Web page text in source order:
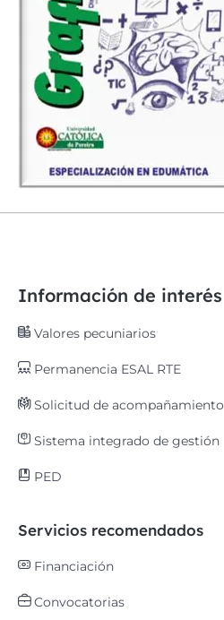
Información de interés
Valores pecuniarios
Permanencia ESAL RTE
Solicitud de acompañamiento
Sistema integrado de gestión
PED
Servicios recomendados
Financiación
Convocatorias